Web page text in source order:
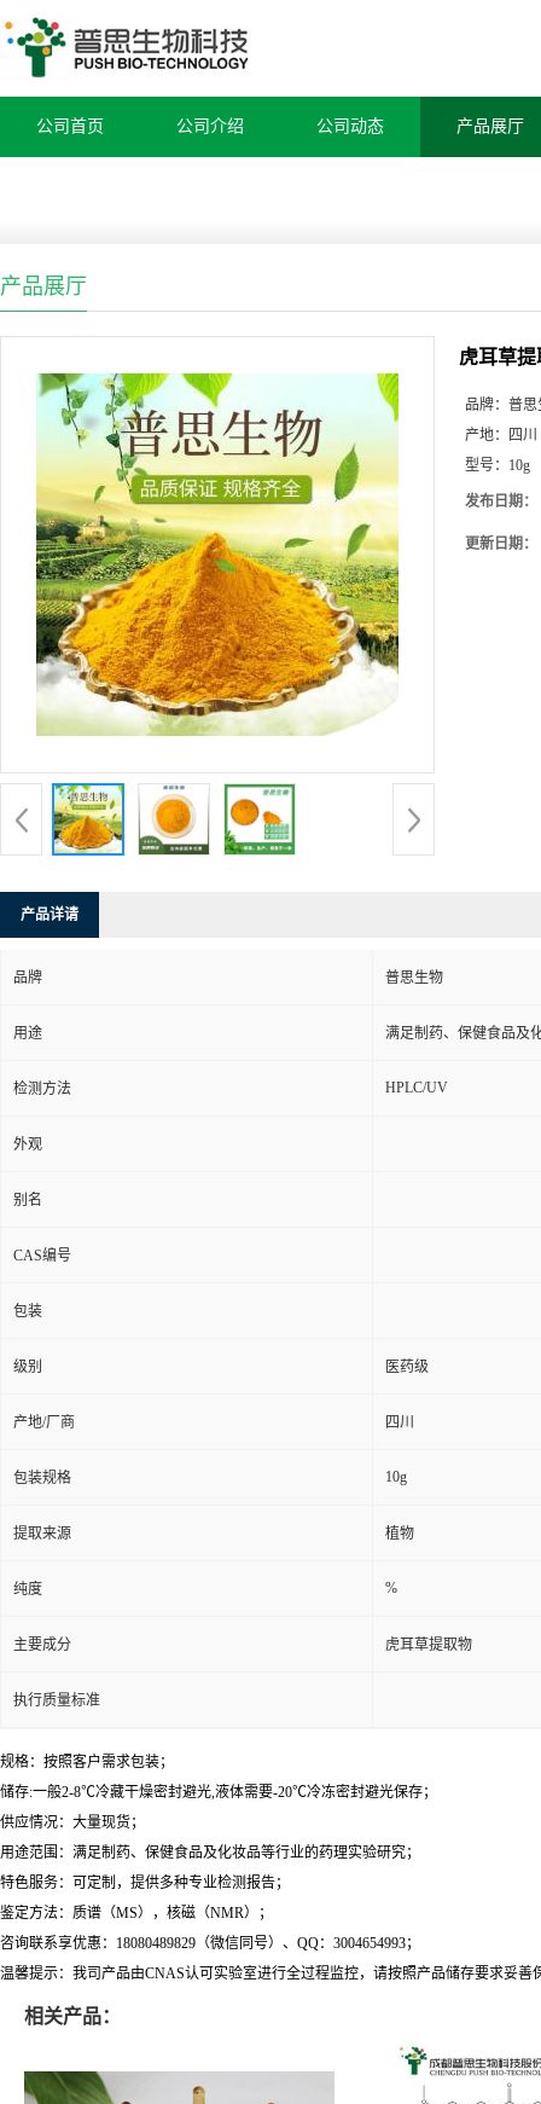
公司首页 公司介绍 公司动态 产品展厅
产品展厅
虎耳草提
品牌： 普思
产地：
四川
型号： 10g
发布日期：
更新日期：
产品详请
品牌 普思生物
用途 满足制药、保健食品及
检测方法 HPLC/UV
外观
别名
CAS编号
包装
级别 医药级
产地/厂商 四川
包装规格 10g
提取来源 植物
纯度 %
主要成分 虎耳草提取物
执行质量标准
规格：按照客户需求包装；
储存:一般2-8℃冷藏干燥密封避光,液体需要-20℃冷冻密封避光保存；
供应情况：大量现货；
用途范围：满足制药、保健食品及化妆品等行业的药理实验研究；
特色服务：可定制，提供多种专业检测报告；
鉴定方法：质谱（MS），核磁（NMR）；
咨询联系享优惠：18080489829（微信同号）、QQ：3004654993；
温馨提示：我司产品由CNAS认可实验室进行全过程监控，请按照产品储存要求妥善
相关产品：